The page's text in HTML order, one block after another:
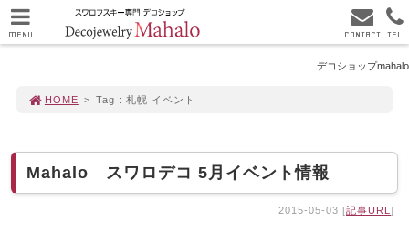
デコショップmahalo
HOME > Tag : 札幌 イベント
Mahalo スワロデコ 5月イベント情報
2015-05-03 [記事URL ]
MENU TEL
CONTACT